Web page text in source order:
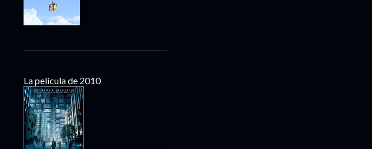
La película de 2010